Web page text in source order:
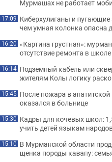
Мурмашах не работает
17:09 Киберхулиганы и пугающие
чем умная колонка опасна
16:20 «Картина грустная»:
отсутствие ремонта в
16:14 Подземный кабель или
жителям Колы логику
15:45 После пожара в
оказался в больнице
15:30 Кадры для кочевых школ:
учить детей языкам
15:10 В Мурманской области
щенка породы кавапу: